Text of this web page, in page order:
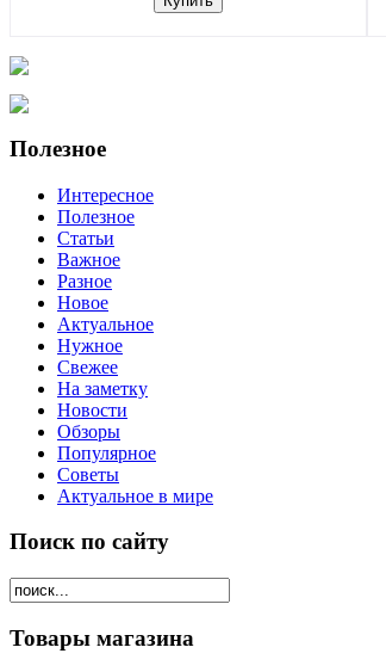
Полезное
Интересное
Полезное
Статьи
Важное
Разное
Новое
Актуальное
Нужное
Свежее
На заметку
Новости
Обзоры
Популярное
Советы
Актуальное в мире
Поиск по сайту
Товары магазина